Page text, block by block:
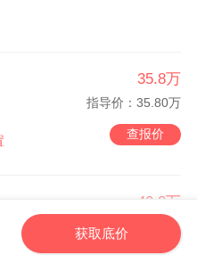
35.8万
指导价：35.80万
查报价
40.8万
指导价：40.80万
查报价
获取底价